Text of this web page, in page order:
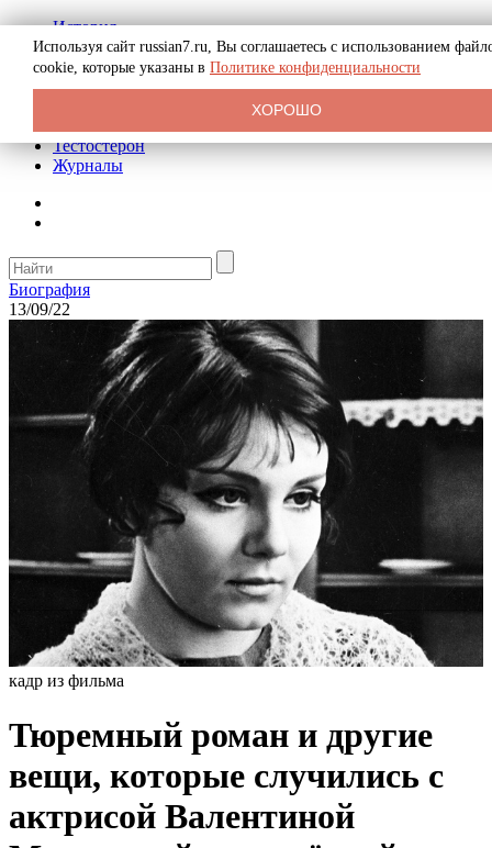
История
Биография
Криминал
Реклама на сайте
Тестостерон
Журналы
Биография
13/09/22
кадр из фильма
Тюремный роман и другие
вещи, которые случились с
актрисой Валентиной
Используя сайт russian7.ru, Вы соглашаетесь с использованием
cookie, которые указаны в Политике конфиденциальности
ХОРОШО